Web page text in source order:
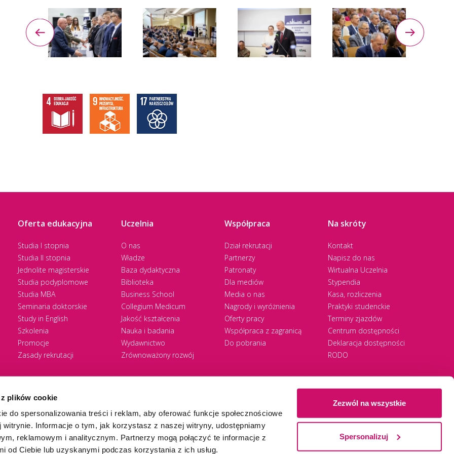
plików cookie
do spersonalizowania treści i reklam, aby oferować funkcje społecznościowe
witrynie. Informacje o tym, jak korzystasz z naszej witryny, udostępniamy
reklamowym i analitycznym. Partnerzy mogą połączyć te informacje z
od Ciebie lub uzyskanymi podczas korzystania z ich usług.
Zezwól na wszystkie
Spersonalizuj
Oferta edukacyjna
Studia I stopnia
Studia II stopnia
Jednolite magisterskie
Studia podyplomowe
Studia MBA
Seminaria doktorskie
Study in English
Szkolenia
Promocje
Zasady rekrutacji
Uczelnia
O nas
Władze
Baza dydaktyczna
Biblioteka
Business School
Collegium Medicum
Jakość kształcenia
Nauka i badania
Wydawnictwo
Zrównoważony rozwój
Współpraca
Dział rekrutacji
Partnerzy
Patronaty
Dla mediów
Media o nas
Nagrody i wyróżnienia
Oferty pracy
Współpraca z zagranicą
Do pobrania
Na skróty
Kontakt
Napisz do nas
Wirtualna Uczelnia
Stypendia
Kasa, rozliczenia
Praktyki studenckie
Terminy zjazdów
Centrum dostępności
Deklaracja dostępności
RODO
Ⓒ 2026 Akademia WSBWSB University